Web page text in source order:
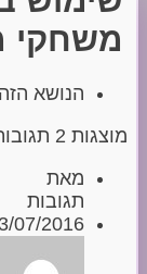
משחקי
הנושא
מוצגות 2 תגובות – 1 עד 2 (מתוך 2 סה״כ)
מאת
תגובות
13/07/2016 בשעה